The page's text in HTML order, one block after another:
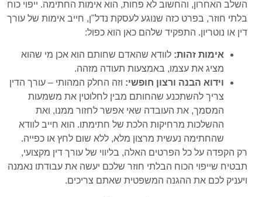
השלב האחרון, והחשוב לא פחות, הוא אימות החתימה. ייפוי כוח
בלתי חוזר, בפרט כזה שנוגע לעסקת נדל"ן, חייב אימות של עורך
דין או נוטריון. התפקיד שלהם כאן הוא כפול:
אימות זהות: לוודא שהאדם שחותם הוא אכן מי שהוא
מציג את עצמו, באמצעות תעודה מזהה.
וידוא הבנה ורצון חופשי: וזה החלק המהותי – עורך הדין
צריך להשתכנע שהחותם מבין לחלוטין את משמעות
המסמך, את העובדה שאי אפשר לחזור ממנו, ואת
ההשלכות מרחיקות הלכת של חתימתו. הוא חייב לוודא
שהחתימה נעשית מרצון מלא, ללא שום לחץ או כפייה.
רק הקפדה על כל הפרטים האלה, בליווי של עורך דין מקצועי,
תבטיח שייפוי הכוח הבלתי חוזר שלכם יעשה את עבודתו נאמנה
ויעניק לכם את ההגנה המשפטית שאתם צריכים.